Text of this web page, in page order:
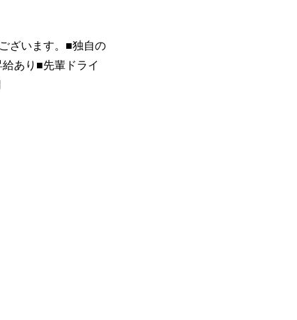
ざいます。■独自の
あり■先輩ドライ